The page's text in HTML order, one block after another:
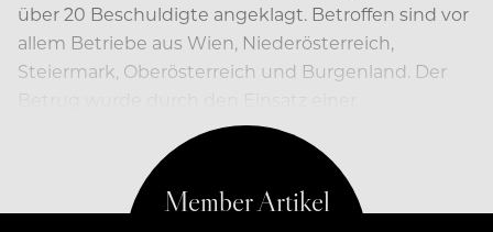
über 20 Beschuldigte angeklagt. Betroffen sind vor
allem Betriebe aus Wien, Niederösterreich,
Steiermark, Oberösterreich und Burgenland. Der
Manipulationssoftware ermöglicht.